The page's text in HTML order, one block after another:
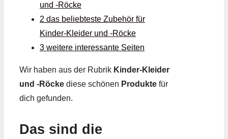
und -Röcke
2 das beliebteste Zubehör für
Kinder-Kleider und -Röcke
3 weitere interessante Seiten
Wir haben aus der Rubrik Kinder-Kleider
und -Röcke diese schönen Produkte für
dich gefunden.
Das sind die